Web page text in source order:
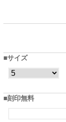
サイズ
刻印無料